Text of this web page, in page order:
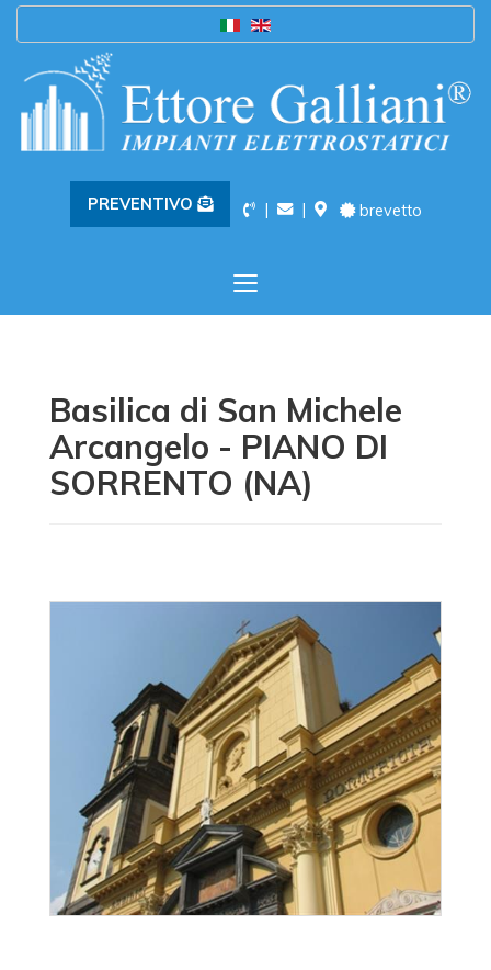
PREVENTIVO | | brevetto
Toggle
navigation
Basilica di San Michele
Arcangelo - PIANO DI
SORRENTO (NA)